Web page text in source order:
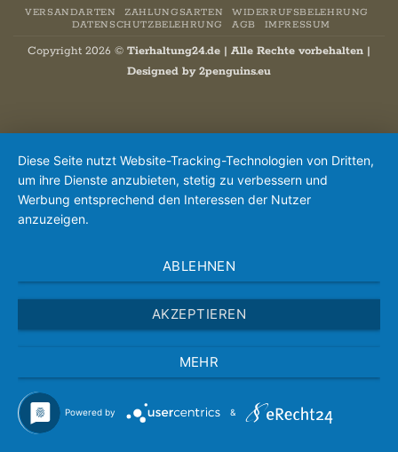
VERSANDARTEN ZAHLUNGSARTEN
WIDERRUFSBELEHRUNG
DATENSCHUTZBELEHRUNG
AGB IMPRESSUM
Copyright 2026 © Tierhaltung24.de | Alle Rechte vorbehalten |
Designed by2penguins.eu
Diese Seite nutzt Website-Tracking-Technologien von Dritten,
um ihre Dienste anzubieten, stetig zu verbessern und
Werbung entsprechend den Interessen der Nutzer
anzuzeigen.
ABLEHNEN
AKZEPTIEREN
MEHR
Powered by &